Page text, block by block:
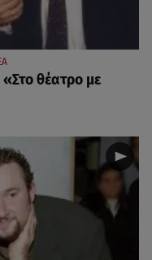
θέατρο με